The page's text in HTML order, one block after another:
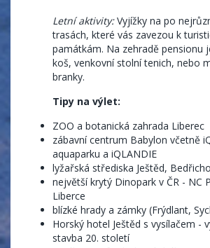
Letní aktivity:Vyjížky na po
trasách, které vás zavezou k
památkám. Na zehradě pensionu
koš, venkovní stolní tenich, nebo
branky.
Tipy na výlet:
ZOO a botanická zahrada Liberec
zábavní centrum Babylon včetně
aquaparku a iQLANDIE
lyžařská střediska Ještěd,
největší krytý Dinopark v ČR - NC
Liberce
blízké hrady a zámky (Frýdlant,
Horský hotel Ještěd s vysílačem -
stavba 20. století